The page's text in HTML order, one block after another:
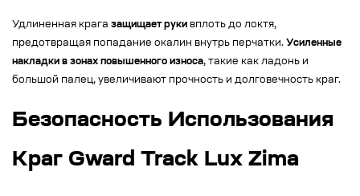
Удлиненная крага защищает руки вплоть до локтя,
предотвращая попадание окалин внутрь перчатки. Усиленные
накладки в зонах повышенного износа, такие как ладонь и
большой палец, увеличивают прочность и долговечность краг.
Безопасность Использования
Краг Gward Track Lux Zima